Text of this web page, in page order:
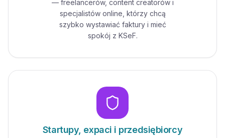
— freelancerów, content creatorów i
specjalistów online, którzy chcą
szybko wystawiać faktury i mieć
spokój z KSeF.
Startupy, expaci i przedsiębiorcy